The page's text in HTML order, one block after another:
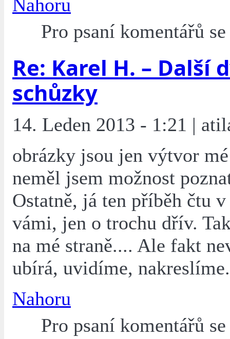
Nahoru
Pro psaní komentářů
Re: Karel H. – Další
schůzky
14. Leden 2013 - 1:21 |
obrázky jsou jen výtvor
neměl jsem možnost
Ostatně, já ten příběh čtu v
vámi, jen o trochu dřív.
na mé straně.... Ale fakt
ubírá, uvidíme, nakreslíme.
Nahoru
Pro psaní komentářů